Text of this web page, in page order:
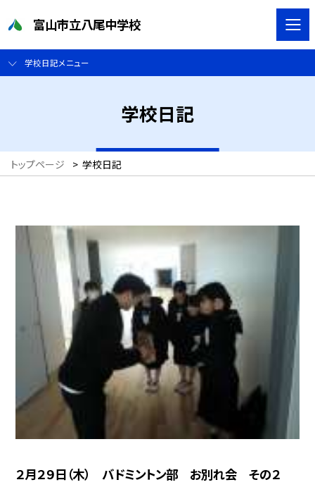
富山市立八尾中学校
学校日記メニュー
学校日記
トップページ > 学校日記
２月２９日（木） バドミントン部 お別れ会 その２